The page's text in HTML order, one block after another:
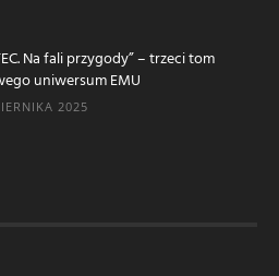
Na fali przygody” – trzeci tom
uniwersum EMU
2025